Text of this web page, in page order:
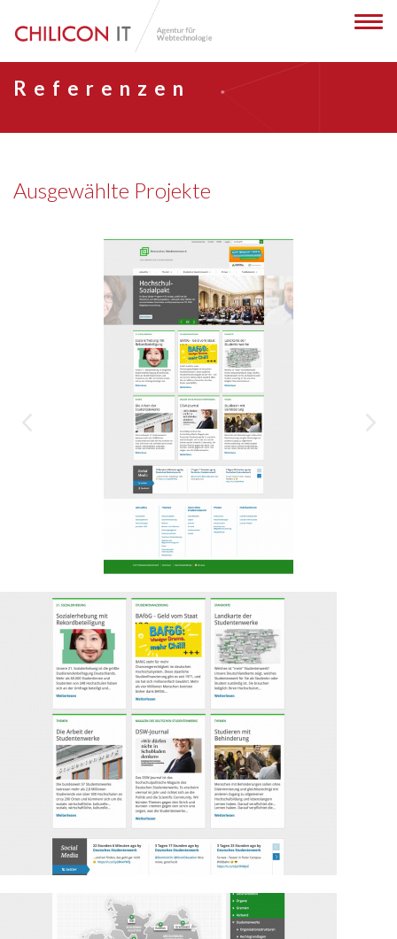
Referenzen
Ausgewählte Projekte